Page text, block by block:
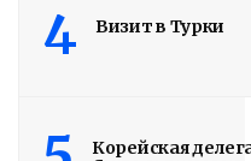
4 Визит в Турки
Корейская